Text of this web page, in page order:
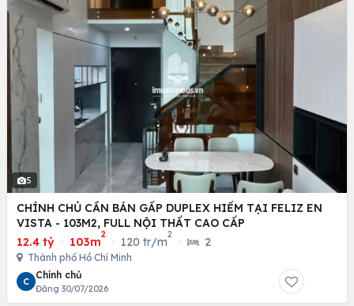
5
CHÍNH CHỦ CẦN BÁN GẤP DUPLEX HIẾM TẠI FELIZ EN
VISTA - 103M2, FULL NỘI THẤT CAO CẤP
12.4 tỷ · 103m
2
· 120 tr/m
2
· 2
Thành phố Hồ Chí Minh
C
Chính chủ
Đăng 30/07/2026